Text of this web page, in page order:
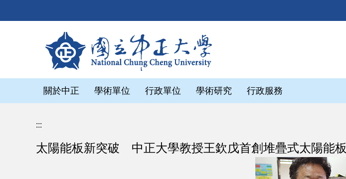
到
區
關於中正 學術單位 行政單位 學術研究 行政服務
:::
太陽能板新突破 中正大學教授王欽戊首創堆疊式太陽能板